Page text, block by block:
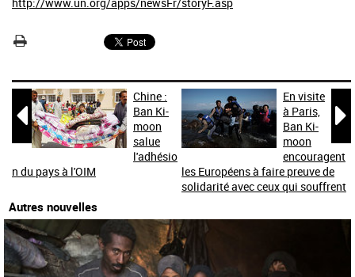

Chine :
Ban Ki-
moon
salue
l'adhésio
n du pays à l'OIM

En visite
à Paris,
Ban Ki-
moon
encouragent
les Européens à faire preuve de
solidarité avec ceux qui souffrent
Autres nouvelles